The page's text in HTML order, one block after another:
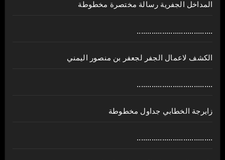
المداخل الجفرية رسالة مختصرة مخطوطة
....................................
الكشف لاعمال الجفر لجعفر بن منصور اليمني
....................................
زايرجة الخطابي جداول مخطوطة
....................................